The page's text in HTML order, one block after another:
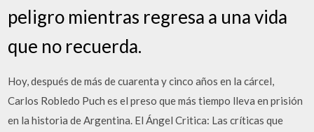
peligro mientras regresa a una vida
que no recuerda.
Hoy, después de más de cuarenta y cinco años en la cárcel,
Carlos Robledo Puch es el preso que más tiempo lleva en prisión
en la historia de Argentina. El Ángel Critica: Las críticas que